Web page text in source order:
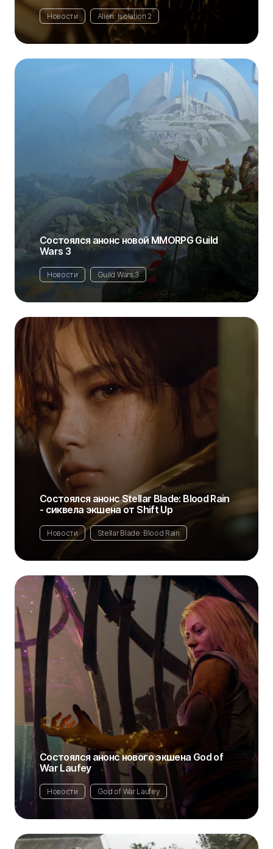
Новости Alien: Isolation 2
Состоялся анонс новой MMORPG Guild
Wars 3
Новости Guild Wars 3
Состоялся анонс Stellar Blade: Blood Rain
- сиквела экшена от Shift Up
Новости Stellar Blade: Blood Rain
Состоялся анонс нового экшена God of
War Laufey
Новости God of War Laufey